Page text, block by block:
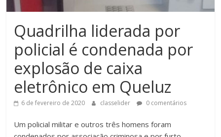
Quadrilha liderada por
policial é condenada por
explosão de caixa
eletrônico em Queluz
6 de fevereiro de 2020 classelider 0 comentários
Um policial militar e outros três homens foram